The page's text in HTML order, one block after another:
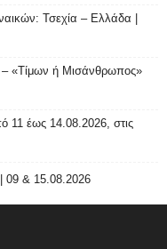
Τσεχία – Ελλάδα |
ή Μισάνθρωπος»
11 έως 14.08.2026, στις
| 09 & 15.08.2026